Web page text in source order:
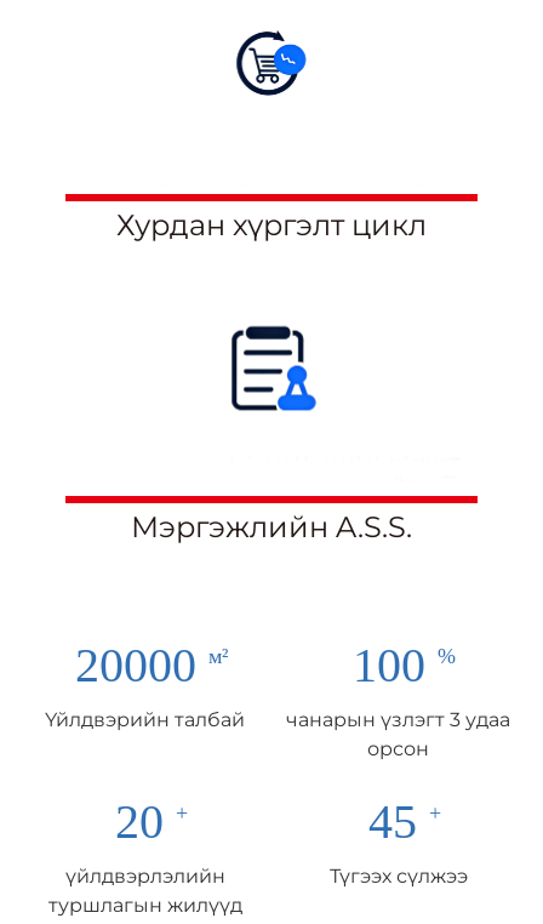
Хурдан хүргэлт цикл
Мэргэжлийн A.S.S.
20000
Үйлдвэрийн талбай
100
чанарын үзлэгт 3 удаа
орсон
20
үйлдвэрлэлийн
туршлагын жилүүд
45
Түгээх сүлжээ